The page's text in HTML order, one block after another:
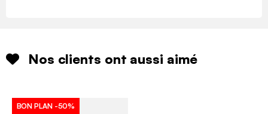
Nos clients ont aussi aimé
BON PLAN -50%